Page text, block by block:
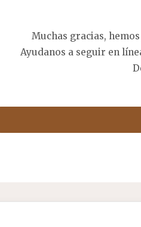
Muchas gracias,
Ayudanos a seguir en